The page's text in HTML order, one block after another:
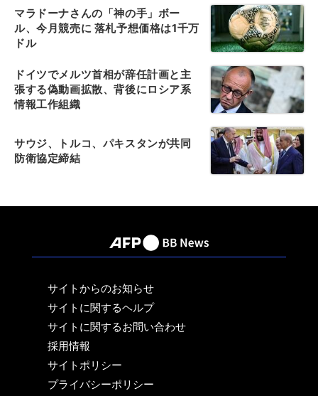
マラドーナさんの「神の手」ボー
ル、今月競売に 落札予想価格は1千万
ドル
ドイツでメルツ首相が辞任計画と主
張する偽動画拡散、背後にロシア系
情報工作組織
サウジ、トルコ、パキスタンが共同
防衛協定締結
サイトからのお知らせ
サイトに関するヘルプ
サイトに関するお問い合わせ
採用情報
サイトポリシー
プライバシーポリシー